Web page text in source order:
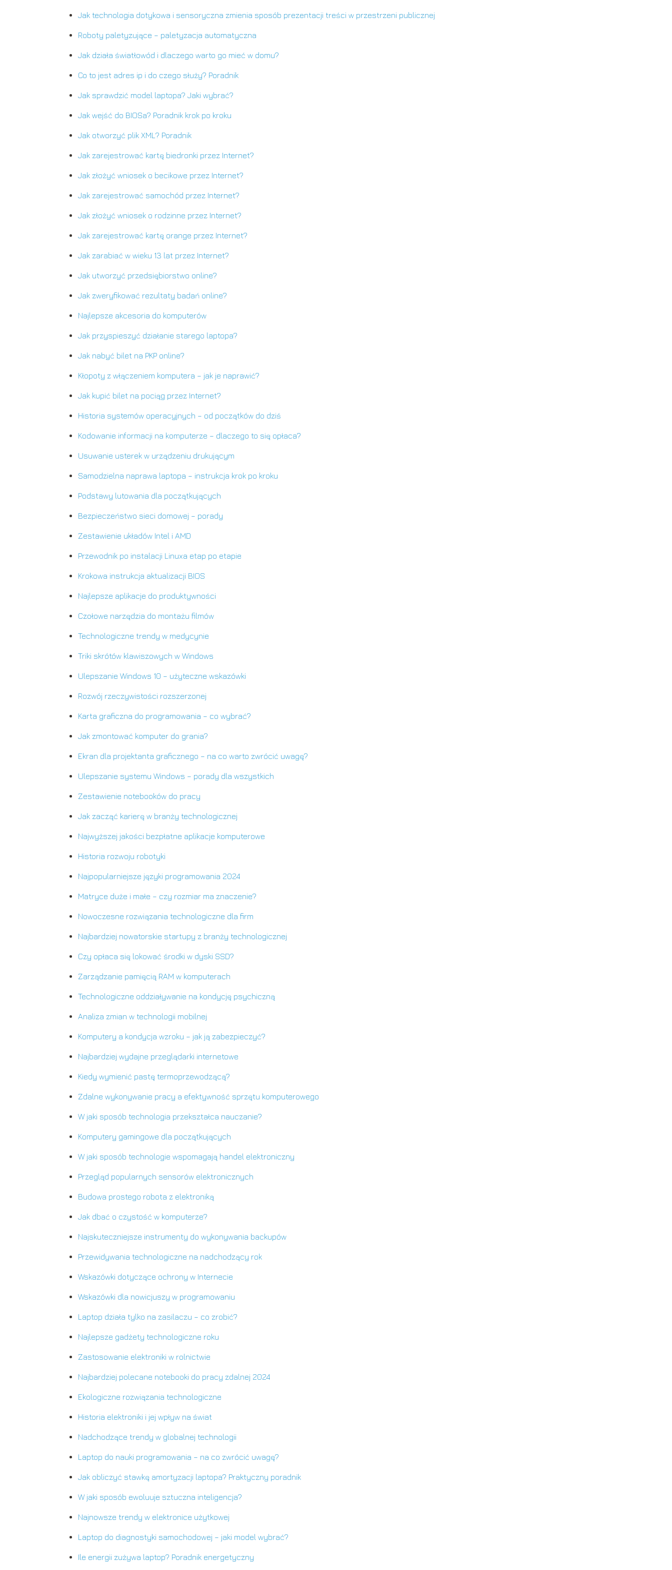
Jak technologia dotykowa i sensoryczna zmienia sposób prezentacji treści w przestrzeni publicznej
Roboty paletyzujące – paletyzacja automatyczna
Jak działa światłowód i dlaczego warto go mieć w domu?
Co to jest adres ip i do czego służy? Poradnik
Jak sprawdzić model laptopa? Jaki wybrać?
Jak wejść do BIOSa? Poradnik krok po kroku
Jak otworzyć plik XML? Poradnik
Jak zarejestrować kartę biedronki przez Internet?
Jak złożyć wniosek o becikowe przez Internet?
Jak zarejestrować samochód przez Internet?
Jak złożyć wniosek o rodzinne przez Internet?
Jak zarejestrować kartę orange przez Internet?
Jak zarabiać w wieku 13 lat przez Internet?
Jak utworzyć przedsiębiorstwo online?
Jak zweryfikować rezultaty badań online?
Najlepsze akcesoria do komputerów
Jak przyspieszyć działanie starego laptopa?
Jak nabyć bilet na PKP online?
Kłopoty z włączeniem komputera – jak je naprawić?
Jak kupić bilet na pociąg przez Internet?
Historia systemów operacyjnych – od początków do dziś
Kodowanie informacji na komputerze – dlaczego to się opłaca?
Usuwanie usterek w urządzeniu drukującym
Samodzielna naprawa laptopa – instrukcja krok po kroku
Podstawy lutowania dla początkujących
Bezpieczeństwo sieci domowej – porady
Zestawienie układów Intel i AMD
Przewodnik po instalacji Linuxa etap po etapie
Krokowa instrukcja aktualizacji BIOS
Najlepsze aplikacje do produktywności
Czołowe narzędzia do montażu filmów
Technologiczne trendy w medycynie
Triki skrótów klawiszowych w Windows
Ulepszanie Windows 10 – użyteczne wskazówki
Rozwój rzeczywistości rozszerzonej
Karta graficzna do programowania – co wybrać?
Jak zmontować komputer do grania?
Ekran dla projektanta graficznego – na co warto zwrócić uwagę?
Ulepszanie systemu Windows – porady dla wszystkich
Zestawienie notebooków do pracy
Jak zacząć karierę w branży technologicznej
Najwyższej jakości bezpłatne aplikacje komputerowe
Historia rozwoju robotyki
Najpopularniejsze języki programowania 2024
Matryce duże i małe – czy rozmiar ma znaczenie?
Nowoczesne rozwiązania technologiczne dla firm
Najbardziej nowatorskie startupy z branży technologicznej
Czy opłaca się lokować środki w dyski SSD?
Zarządzanie pamięcią RAM w komputerach
Technologiczne oddziaływanie na kondycję psychiczną
Analiza zmian w technologii mobilnej
Komputery a kondycja wzroku – jak ją zabezpieczyć?
Najbardziej wydajne przeglądarki internetowe
Kiedy wymienić pastę termoprzewodzącą?
Zdalne wykonywanie pracy a efektywność sprzętu komputerowego
W jaki sposób technologia przekształca nauczanie?
Komputery gamingowe dla początkujących
W jaki sposób technologie wspomagają handel elektroniczny
Przegląd popularnych sensorów elektronicznych
Budowa prostego robota z elektroniką
Jak dbać o czystość w komputerze?
Najskuteczniejsze instrumenty do wykonywania backupów
Przewidywania technologiczne na nadchodzący rok
Wskazówki dotyczące ochrony w Internecie
Wskazówki dla nowicjuszy w programowaniu
Laptop działa tylko na zasilaczu – co zrobić?
Najlepsze gadżety technologiczne roku
Zastosowanie elektroniki w rolnictwie
Najbardziej polecane notebooki do pracy zdalnej 2024
Ekologiczne rozwiązania technologiczne
Historia elektroniki i jej wpływ na świat
Nadchodzące trendy w globalnej technologii
Laptop do nauki programowania – na co zwrócić uwagę?
Jak obliczyć stawkę amortyzacji laptopa? Praktyczny poradnik
W jaki sposób ewoluuje sztuczna inteligencja?
Najnowsze trendy w elektronice użytkowej
Laptop do diagnostyki samochodowej – jaki model wybrać?
Ile energii zużywa laptop? Poradnik energetyczny